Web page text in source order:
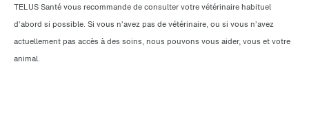
TELUS Santé vous recommande de consulter votre vétérinaire habituel
d’abord si possible. Si vous n’avez pas de vétérinaire, ou si vous n’avez
actuellement pas accès à des soins, nous pouvons vous aider, vous et votre
animal.